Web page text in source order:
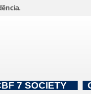
7 SOCIETY